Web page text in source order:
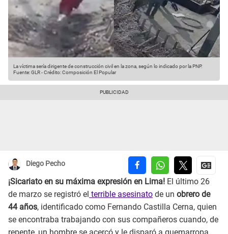
La víctima sería dirigente de construcción civil en la zona, según lo indicado por la PNP.
Fuente: GLR-Crédito: Composición El Popular
Diego Pecho
¡Sicariato en su máxima expresión en Lima! El último 26
de marzo se registró el terrible asesinato de un obrero de
44 años, identificado como Fernando Castilla Cerna, quien
se encontraba trabajando con sus compañeros cuando, de